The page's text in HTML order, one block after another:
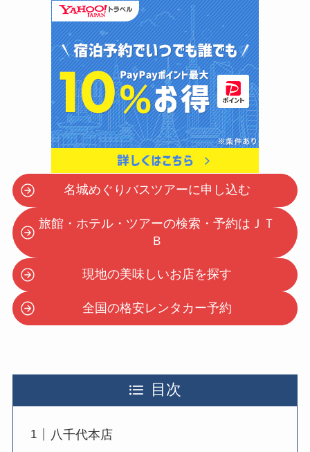
名城めぐりバスツアーに申し込む
旅館・ホテル・ツアーの検索・予約はＪＴ
Ｂ
現地の美味しいお店を探す
全国の格安レンタカー予約
目次
八千代本店